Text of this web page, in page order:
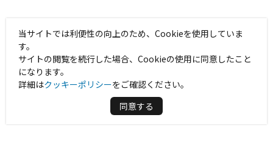
当サイトでは利便性の向上のため、Cookieを使用していま
す。
サイトの閲覧を続行した場合、Cookieの使用に同意したこと
になります。
詳細はクッキーポリシーをご確認ください。
同意する